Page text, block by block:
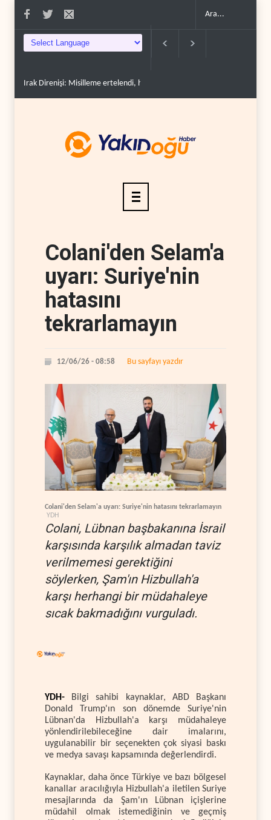
Irak Direnişi: Misilleme ertelendi, hesap kapanmadı..
Colani'den Selam'a
uyarı: Suriye'nin
hatasını
tekrarlamayın
12/06/26 - 08:58 Bu sayfayı yazdır
Colani'den Selam'a uyarı: Suriye'nin hatasını tekrarlamayın
YDH
Colani, Lübnan başbakanına İsrail
karşısında karşılık almadan taviz
verilmemesi gerektiğini
söylerken, Şam'ın Hizbullah'a
karşı herhangi bir müdahaleye
sıcak bakmadığını vurguladı.
YDH- Bilgi sahibi kaynaklar, ABD Başkanı
Donald Trump'ın son dönemde Suriye'nin
Lübnan'da Hizbullah'a karşı müdahaleye
yönlendirilebileceğine dair imalarını,
uygulanabilir bir seçenekten çok siyasi baskı
ve medya savaşı kapsamında değerlendirdi.
Kaynaklar, daha önce Türkiye ve bazı bölgesel
kanallar aracılığıyla Hizbullah'a iletilen Suriye
mesajlarında da Şam'ın Lübnan içişlerine
müdahil olmak istemediğinin ve geçmiş